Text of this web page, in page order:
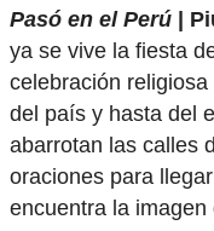
Pasó en el Perú |
ya se vive la fiesta
celebración
del país y hasta del
abarrotan las calles
oraciones para
encuentra la